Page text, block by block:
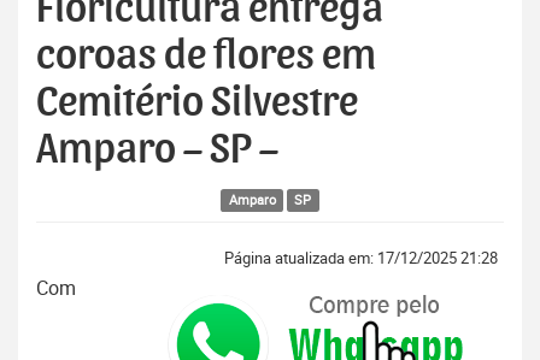
Floricultura entrega
coroas de flores em
Cemitério Silvestre
Amparo – SP –
Amparo SP
Página atualizada em: 17/12/2025 21:28
Com